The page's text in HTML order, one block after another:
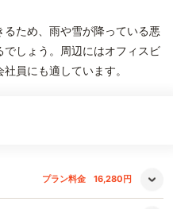
ため、雨や雪が降っている悪
しょう。周辺にはオフィスビ
員にも適しています。
プラン料金 16,280円